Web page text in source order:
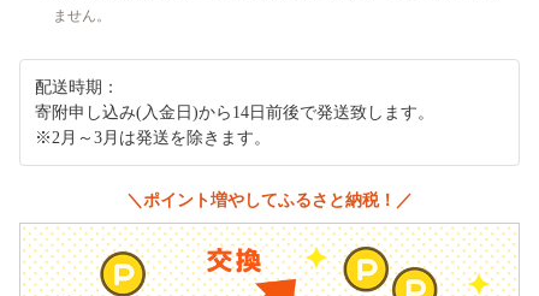
ません。
配送時期：
寄附申し込み(入金日)から14日前後で発送致します。
※2月～3月は発送を除きます。
＼ポイント増やしてふるさと納税！／